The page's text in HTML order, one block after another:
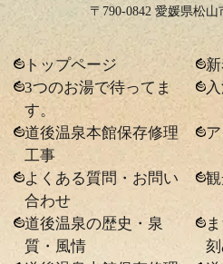
〒790-0842 愛媛県松
トップページ
3つのお湯で待ってま
す。
道後温泉本館保存修理
工事
よくある質問・お問い
合わせ
道後温泉の歴史・泉
質・風情